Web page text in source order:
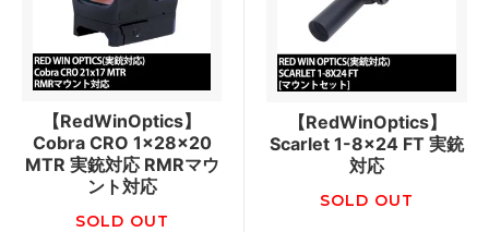
【RedWinOptics】
Cobra CRO 1x28x20
MTR 実銃対応 RMRマウ
ント対応
SOLD OUT
【RedWinOptics】
Scarlet 1-8x24 FT 実銃
対応
SOLD OUT